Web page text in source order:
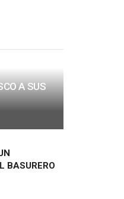
A SUS
BASURERO